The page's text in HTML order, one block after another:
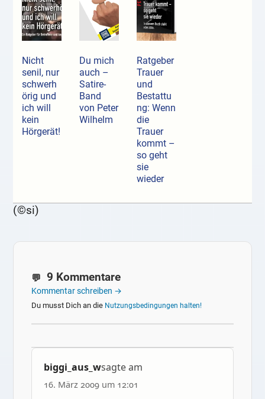
Nicht
senil, nur
schwerh
örig und
ich will
kein
Hörgerät!
Du mich
auch –
Satire-
Band
von Peter
Wilhelm
Ratgeber
Trauer
und
Bestattu
ng: Wenn
die
Trauer
kommt –
so geht
sie
wieder
(©si)
9 Kommentare
Kommentar schreiben →
Du musst Dich an die Nutzungsbedingungen halten!
biggi_aus_wsagte am
16. März 2009 um 12:01